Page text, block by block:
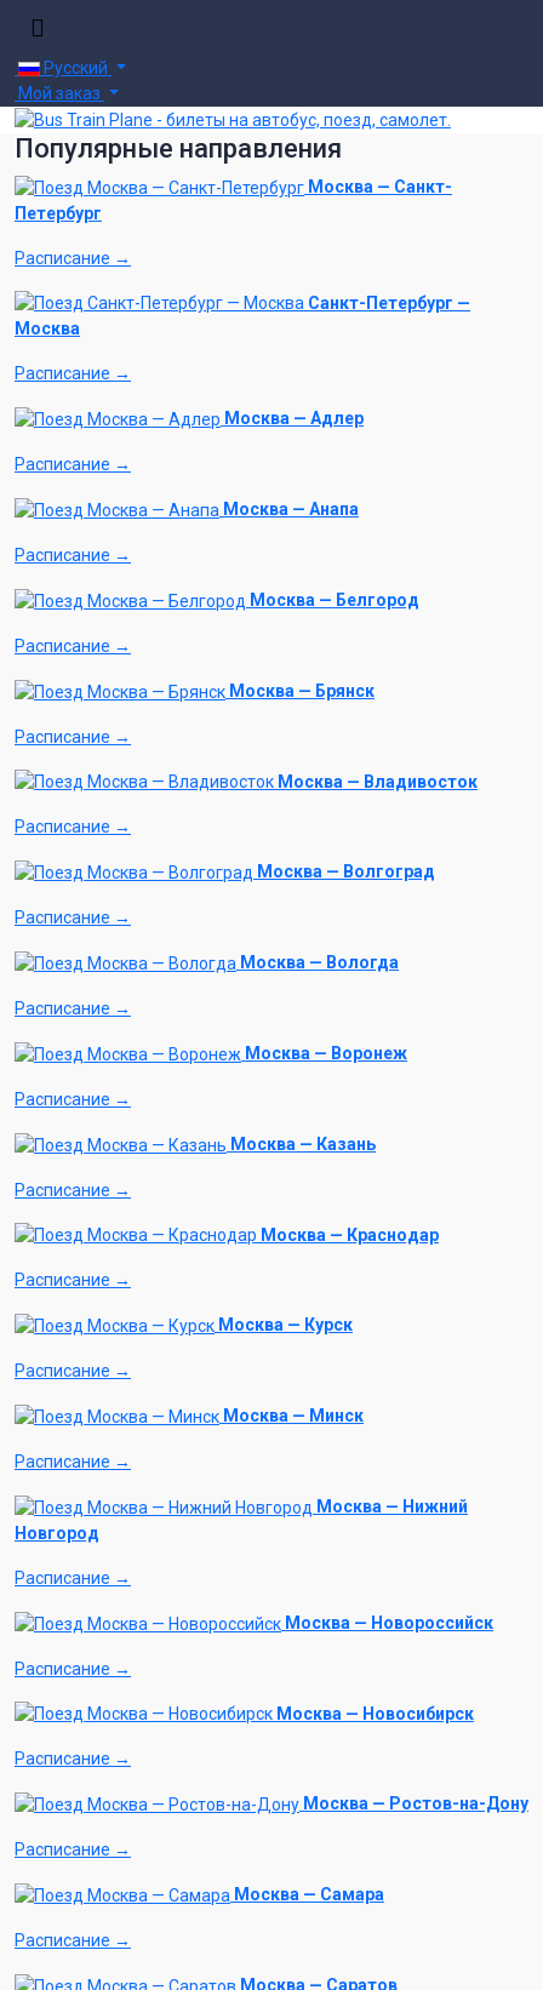
Русский
Мой заказ
Популярные направления
Москва — Санкт-
Петербург
Расписание →
Санкт-Петербург —
Москва
Расписание →
Москва — Адлер
Расписание →
Москва — Анапа
Расписание →
Москва — Белгород
Расписание →
Москва — Брянск
Расписание →
Москва — Владивосток
Расписание →
Москва — Волгоград
Расписание →
Москва — Вологда
Расписание →
Москва — Воронеж
Расписание →
Москва — Казань
Расписание →
Москва — Краснодар
Расписание →
Москва — Курск
Расписание →
Москва — Минск
Расписание →
Москва — Нижний
Новгород
Расписание →
Москва — Новороссийск
Расписание →
Москва — Новосибирск
Расписание →
Москва — Ростов-на-Дону
Расписание →
Москва — Самара
Расписание →
Москва — Саратов